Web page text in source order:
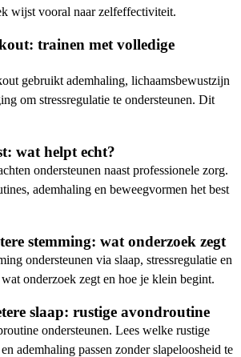
wijst vooral naar zelfeffectiviteit.
trainen met volledige
gebruikt ademhaling, lichaamsbewustzijn
om stressregulatie te ondersteunen. Dit
wat helpt echt?
ondersteunen naast professionele zorg.
ademhaling en beweegvormen het best
stemming: wat onderzoek zegt
ondersteunen via slaap, stressregulatie en
onderzoek zegt en hoe je klein begint.
slaap: rustige avondroutine
ondersteunen. Lees welke rustige
ademhaling passen zonder slapeloosheid te